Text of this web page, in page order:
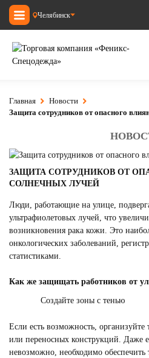
Челябинск
Главная
Новости
Защита сотрудников от опасного
ЗАЩИТА СОТРУДНИКОВ ОТ
СОЛНЕЧНЫХ ЛУЧЕЙ
Люди, работающие на улице,
ультрафиолетовых лучей, что
возникновения рака кожи. Это
онкологических заболеваний,
статистиками.
Как же защищать работников от
Создайте зоны с тенью
Если есть возможность,
или переносных конструкций. Даже
невозможно, необходимо обеспечить